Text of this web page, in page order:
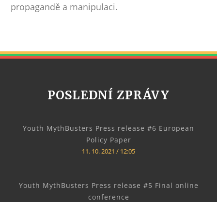
propagandě a manipulaci.
POSLEDNÍ ZPRÁVY
Youth MythBusters Press release #6 European
Policy Paper
11. 10. 2021 12:05
Youth MythBusters Press release #5 Final online
conference